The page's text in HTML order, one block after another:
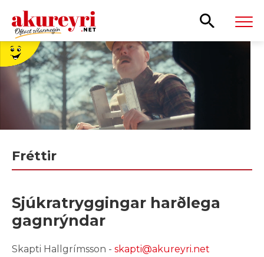
Leita
Fréttir
Sjúkratryggingar harðlega
gagnrýndar
Skapti Hallgrímsson - skapti@akureyri.net